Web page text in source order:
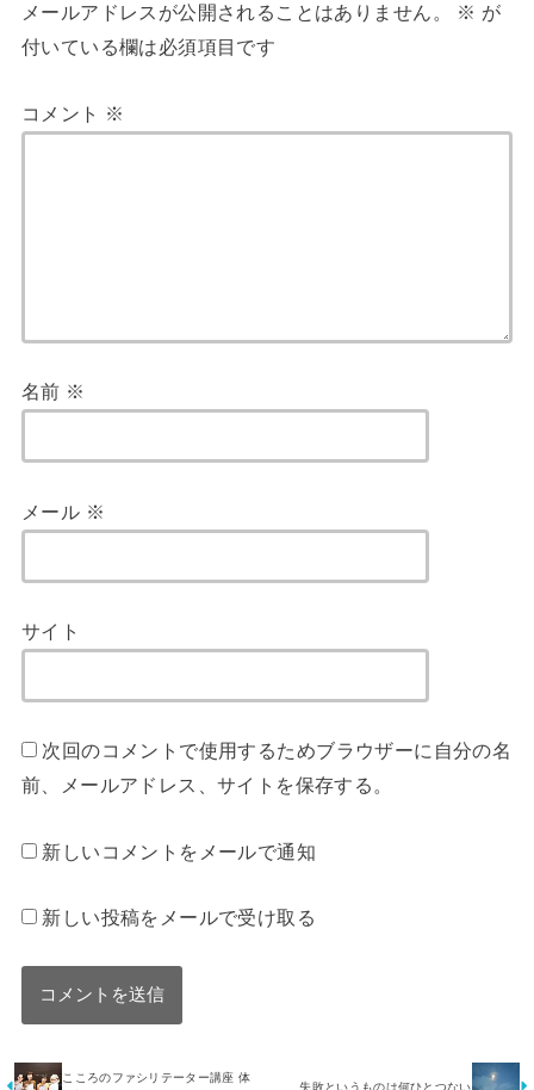
メールアドレスが公開されることはありません。 ※ が
付いている欄は必須項目です
コメント ※
名前 ※
メール ※
サイト
次回のコメントで使用するためブラウザーに自分の名
前、メールアドレス、サイトを保存する。
新しいコメントをメールで通知
新しい投稿をメールで受け取る
こころのファシリテーター講座 体
失敗というものは何ひとつない